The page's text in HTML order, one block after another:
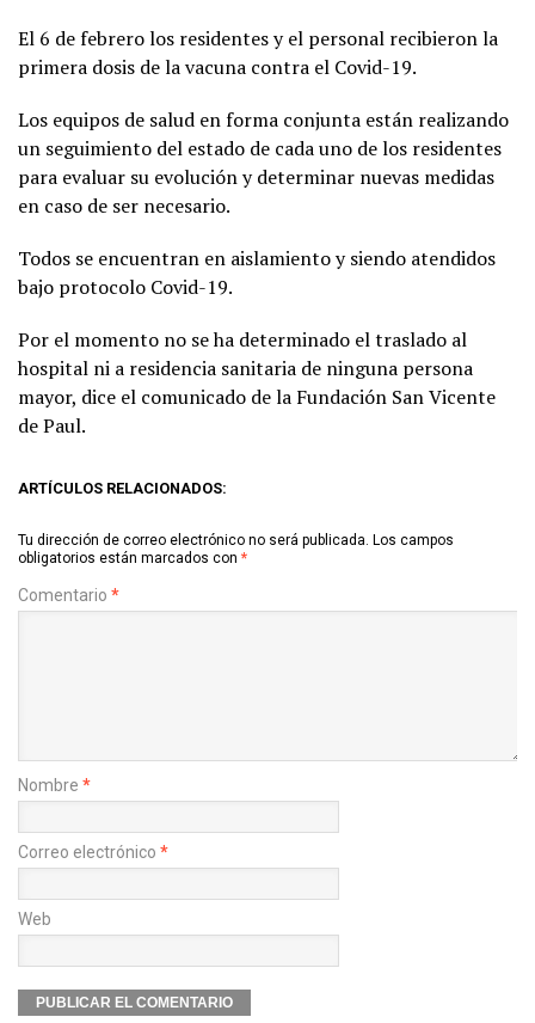
El 6 de febrero los residentes y el personal recibieron la
primera dosis de la vacuna contra el Covid-19.
Los equipos de salud en forma conjunta están realizando
un seguimiento del estado de cada uno de los residentes
para evaluar su evolución y determinar nuevas medidas
en caso de ser necesario.
Todos se encuentran en aislamiento y siendo atendidos
bajo protocolo Covid-19.
Por el momento no se ha determinado el traslado al
hospital ni a residencia sanitaria de ninguna persona
mayor, dice el comunicado de la Fundación San Vicente
de Paul.
ARTÍCULOS RELACIONADOS:
Tu dirección de correo electrónico no será publicada. Los campos
obligatorios están marcados con *
Comentario *
Nombre *
Correo electrónico *
Web